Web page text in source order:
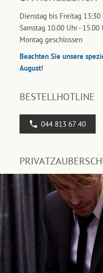
Dienstag bis Freitag 13:30
Samstag 10.00 Uhr - 15.00
Montag geschlossen
Beachten Sie unsere
August!
BESTELLHOTLINE
044 813 67 40